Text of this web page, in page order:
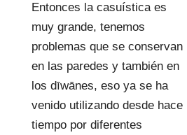
Entonces la casuística es
muy grande, tenemos
problemas que se conservan
en las paredes y también en
los dīwānes, eso ya se ha
venido utilizando desde hace
tiempo por diferentes